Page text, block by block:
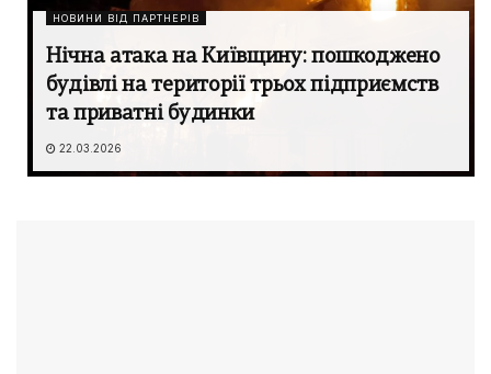
НОВИНИ ВІД ПАРТНЕРІВ
Нічна атака на Київщину: пошкоджено
будівлі на території трьох підприємств
та приватні будинки
22.03.2026